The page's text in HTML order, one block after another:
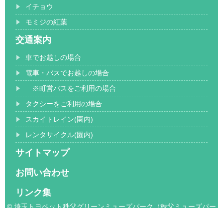
イチョウ
モミジの紅葉
交通案内
車でお越しの場合
電車・バスでお越しの場合
※町営バスをご利用の場合
タクシーをご利用の場合
スカイトレイン(園内)
レンタサイクル(園内)
サイトマップ
お問い合わせ
リンク集
© 埼玉トヨペット秩父グリーンミューズパーク（秩父ミューズパー